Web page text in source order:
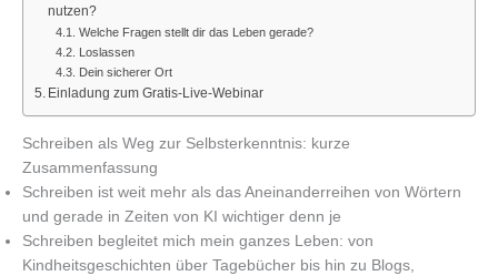
nutzen?
Welche Fragen stellt dir das Leben gerade?
Loslassen
Dein sicherer Ort
Einladung zum Gratis-Live-Webinar
Schreiben als Weg zur Selbsterkenntnis: kurze
Zusammenfassung
Schreiben ist weit mehr als das Aneinanderreihen von Wörtern
und gerade in Zeiten von KI wichtiger denn je
Schreiben begleitet mich mein ganzes Leben: von
Kindheitsgeschichten über Tagebücher bis hin zu Blogs,